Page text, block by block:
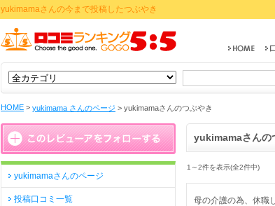
yukimamaさんの今まで投稿したつぶやき
HOME > yukimama さんのページ > yukimamaさんのつぶやき
yukimamaさんの
1～2件を表示(全2件中)
母の介護の為、休職
yukimamaさんのページ
投稿口コミ一覧